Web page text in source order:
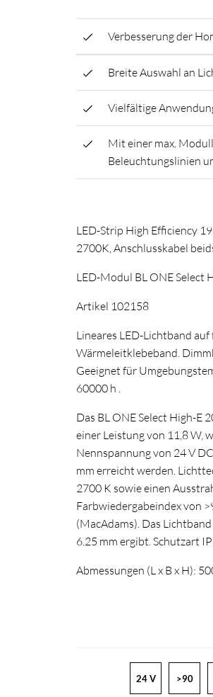
Verbesserung der
Breite Auswahl an
Vielfältige
Mit einer max.
Beleuchtungslinien
LED-Strip High Efficiency
2700K, Anschlusskabel
LED-Modul BL ONE Select
Artikel 102158
Lineares LED-Lichtband
Wärmeleitklebeband.
Geeignet für
60000 h .
Das BL ONE Select High-E
einer Leistung von 11,8 W,
Nennspannung von 24 V
mm erreicht werden.
2700 K sowie einen
Farbwiedergabeindex von
(MacAdams). Das
6.25 mm ergibt. Schutzart
Abmessungen (L x B x H):
24 V >90